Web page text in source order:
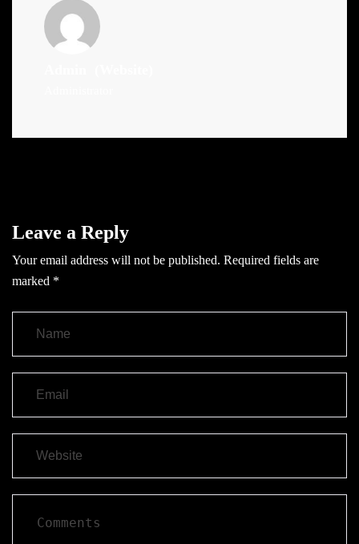
Leave a Reply
Your email address will not be published. Required fields are
marked *